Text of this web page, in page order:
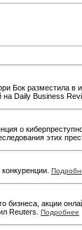
Бок
Daily Business
о
этих
акции
Reuters. Подробнее